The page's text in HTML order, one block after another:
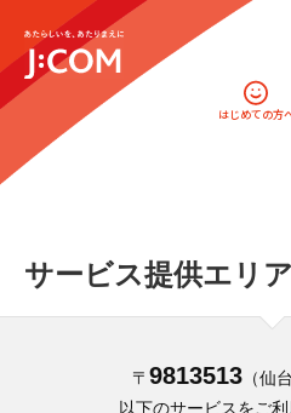
はじめての方
サービス提供エリ
〒 9813513（仙
以下のサービスをご利